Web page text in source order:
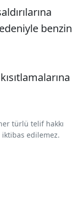
benzin
türlü telif hakkı
iktibas edilemez.